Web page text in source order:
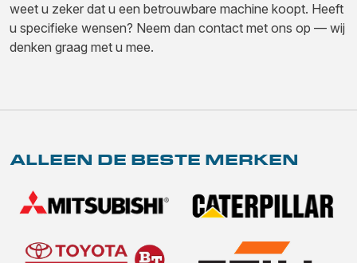
weet u zeker dat u een betrouwbare machine koopt. Heeft
u specifieke wensen? Neem dan contact met ons op — wij
denken graag met u mee.
ALLEEN DE BESTE MERKEN